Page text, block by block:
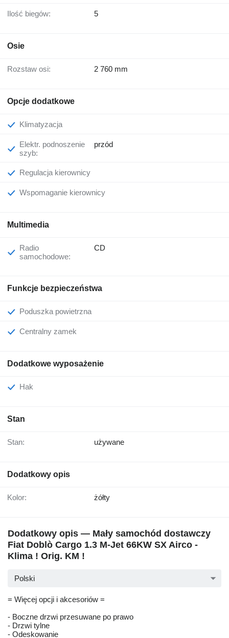
Ilość biegów: 5
Osie
Rozstaw osi: 2 760 mm
Opcje dodatkowe
Klimatyzacja
Elektr. podnoszenie
szyb:
przód
Regulacja kierownicy
Wspomaganie kierownicy
Multimedia
Radio
samochodowe:
CD
Funkcje bezpieczeństwa
Poduszka powietrzna
Centralny zamek
Dodatkowe wyposażenie
Hak
Stan
Stan: używane
Dodatkowy opis
Kolor: żółty
Dodatkowy opis — Mały samochód dostawczy
Fiat Doblò Cargo 1.3 M-Jet 66KW SX Airco -
Klima ! Orig. KM !
Polski
= Więcej opcji i akcesoriów =
- Boczne drzwi przesuwane po prawo
- Drzwi tylne
- Odeskowanie